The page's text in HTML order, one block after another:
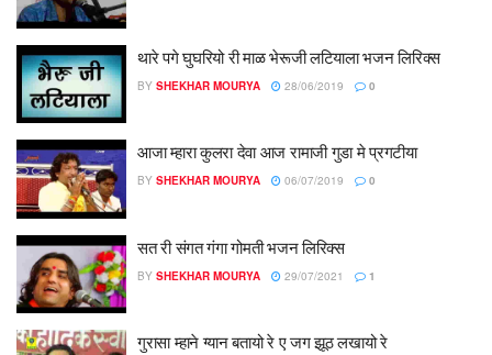
थारे पगे घुघरियो री माळ भेरूजी लटियाला भजन लिरिक्स
BY SHEKHAR MOURYA 28/06/2019 0
आजा म्हारा कुलरा देवा आज रामाजी गुडा मे प्रगटीया
BY SHEKHAR MOURYA 06/07/2019 0
सत री संगत गंगा गोमती भजन लिरिक्स
BY SHEKHAR MOURYA 29/07/2021 1
गुरासा म्हाने ग्यान बतायो रे ए जग झूठ लखायो रे